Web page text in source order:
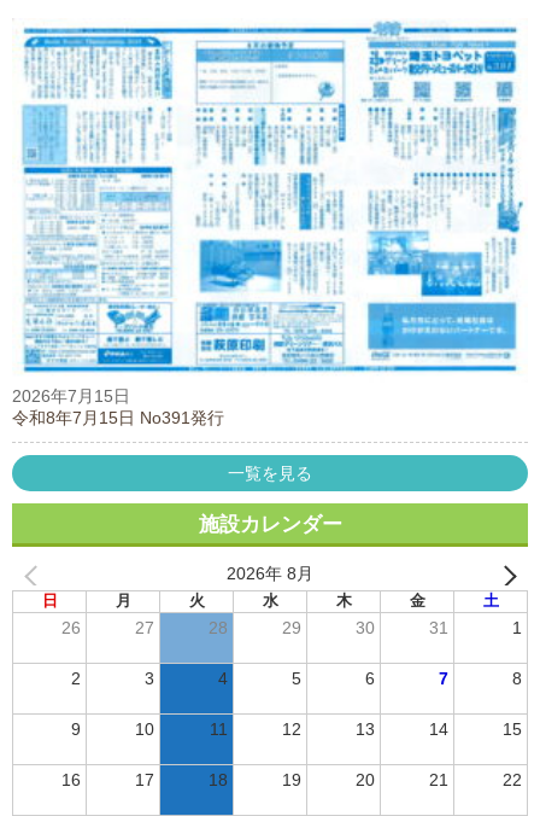
2026年7月15日
令和8年7月15日 No391発行
一覧を見る
施設カレンダー
2026年 8月
日 月 火 水 木 金 土
26 27 28 29 30 31 1
2 3 4 5 6 7 8
9 10 11 12 13 14 15
16 17 18 19 20 21 22